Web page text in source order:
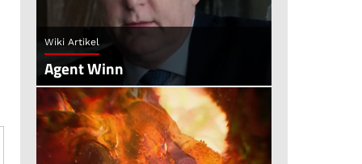
Wiki Artikel
Agent Winn